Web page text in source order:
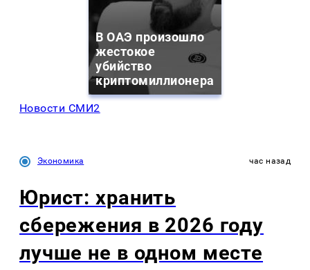
В ОАЭ произошло
жестокое
убийство
криптомиллионера
Новости СМИ2
Экономика час назад
Юрист: хранить
сбережения в 2026 году
лучше не в одном месте